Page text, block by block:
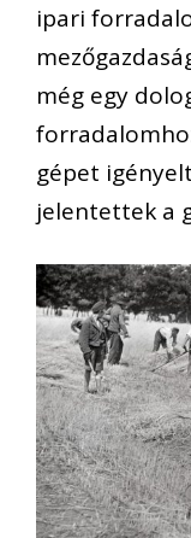
ipari
még egy
gépet
jelentettek a